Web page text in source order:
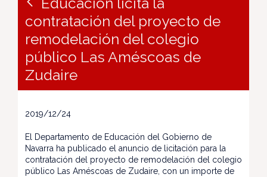
contratación del proyecto de
remodelación del colegio
público Las Améscoas de
Zudaire
2019/12/24
El Departamento de Educación del Gobierno de
Navarra ha publicado el anuncio de licitación para la
contratación del proyecto de remodelación del colegio
público Las Améscoas de Zudaire, con un importe de